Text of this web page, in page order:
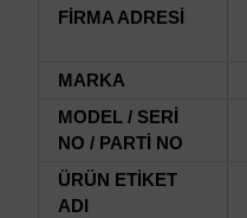
FİRMA ADRESİ
MARKA
MODEL / SERİ
NO / PARTİ NO
ÜRÜN ETİKET
ADI